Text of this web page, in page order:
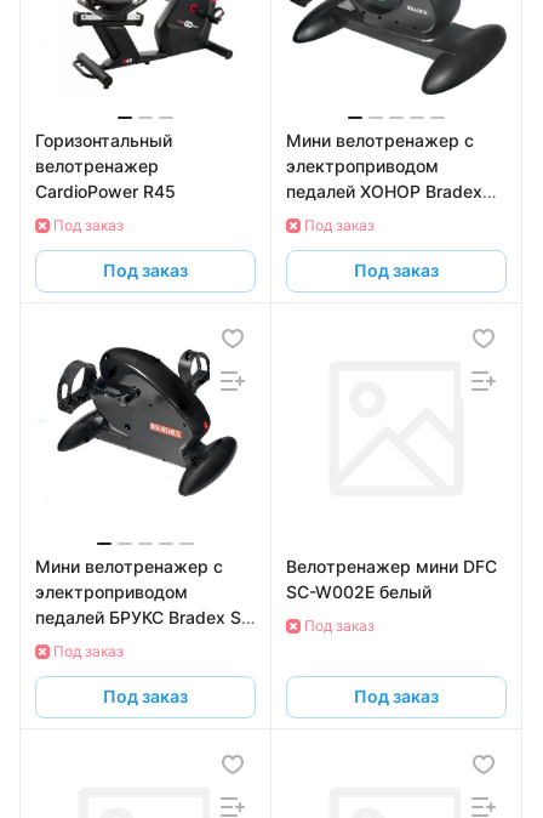
Горизонтальный
велотренажер
СardioPower R45
Под заказ
Под заказ
Мини велотренажер c
электроприводом
педалей ХОНОР Bradex
SF 1032
Под заказ
Под заказ
Мини велотренажер c
электроприводом
педалей БРУКС Bradex SF
1031Под заказ
Под заказ
Велотренажер мини DFC
SC-W002E белый
Под заказ
Под заказ